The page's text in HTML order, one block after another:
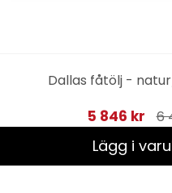
Dallas fåtölj -
5 846 kr 6
Lägg i